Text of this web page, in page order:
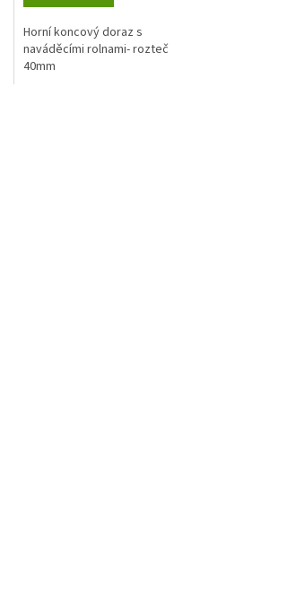
Horní koncový doraz s
naváděcími rolnami- rozteč
40mm